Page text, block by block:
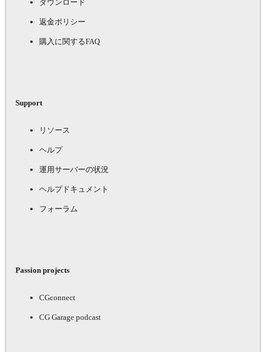
ダウンロード
返金ポリシー
購入に関するFAQ
Support
リソース
ヘルプ
運用サーバーの状況
ヘルプドキュメント
フォーラム
Passion projects
CGconnect
CG Garage podcast